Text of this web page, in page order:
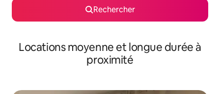
Rechercher
Locations moyenne et longue durée à
proximité